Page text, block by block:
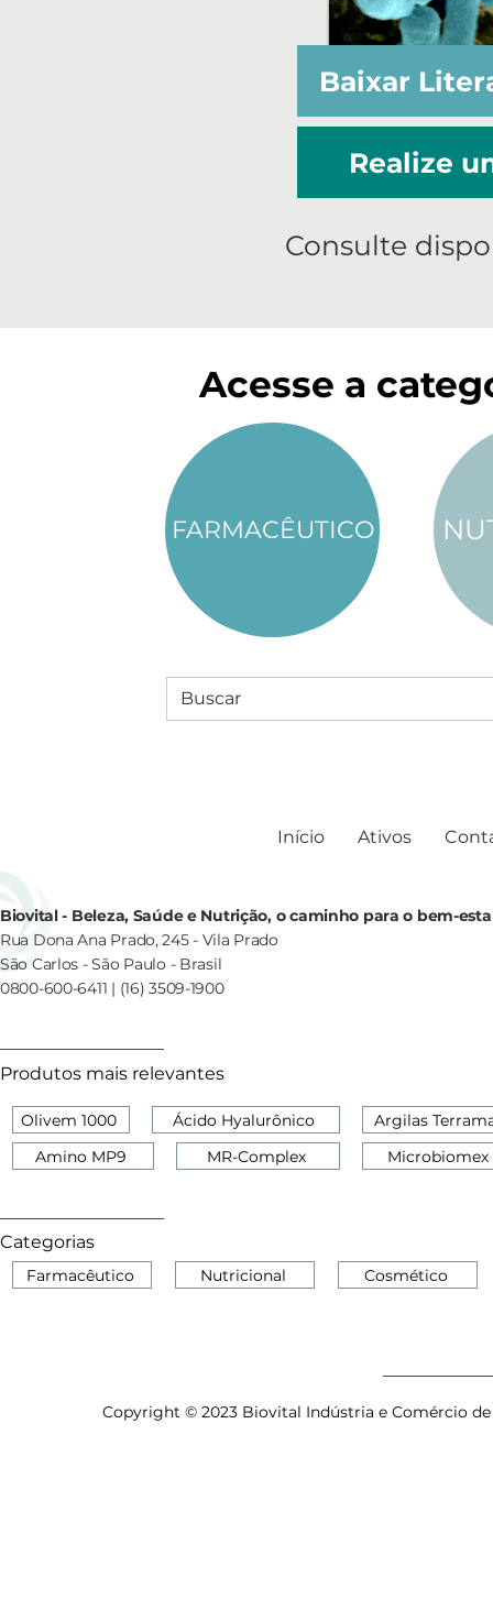
Baixar
Realize
Consulte
Acesse a
FARMACÊUTICO
Biovital - Beleza, Saúde e Nutrição, o caminho para o bem-
Rua Dona Ana Prado, 245 - Vila Prado
São Carlos - São Paulo - Brasil
0800-600-6411 | (16) 3509-1900
Início Ativos
Produtos mais relevantes
Olivem 1000
Ácido Hyalurônico
Amino MP9
MR-Complex
Argilas
Microbiomex
Categorias
Farmacêutico Nutricional Cosmético
Copyright © 2023 Biovital Indústria e Comércio de